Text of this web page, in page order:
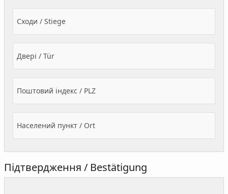
Сходи / Stiege
Двері / Tür
Поштовий індекс / PLZ
Населений пункт / Ort
Підтвердження / Bestätigung